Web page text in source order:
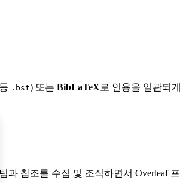
등 .bst) 또는 BibLaTeX로 인용을 일관되게
과 참조를 수집 및 조직하면서 Overleaf 프